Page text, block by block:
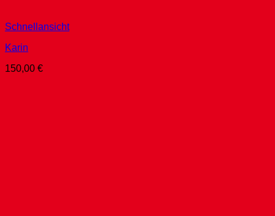
Schnellansicht
Karin
150,00 €